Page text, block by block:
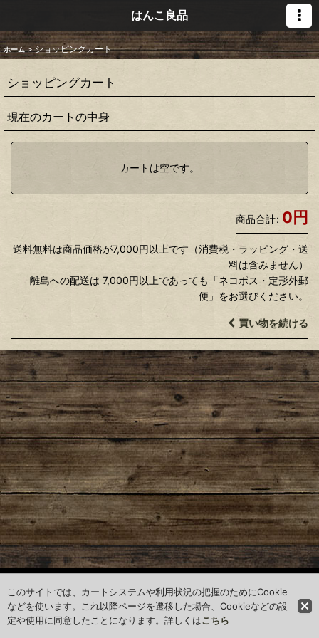
はんこ良品
ホーム > ショッピングカート
ショッピングカート
現在のカートの中身
カートは空です。
商品合計: 0円
送料無料は商品価格が7,000円以上です（消費税・ラッピング・送
料は含みません）
離島への配送は 7,000円以上であっても「ネコポス・定形外郵
便」をお選びください。
買い物を続ける
このサイトでは、カートシステムや利用状況の把握のためにCookie
などを使います。これ以降ページを遷移した場合、Cookieなどの設
定や使用に同意したことになります。詳しくはこちら